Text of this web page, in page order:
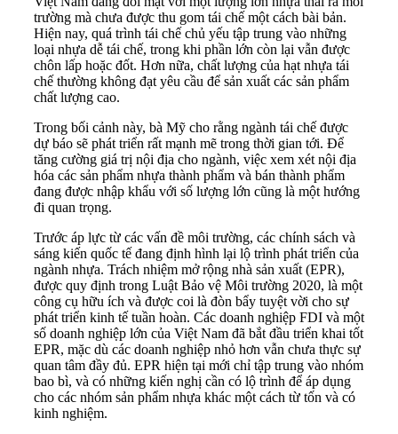
trường mà chưa được thu gom tái chế một cách bài bản.
Hiện nay, quá trình tái chế chủ yếu tập trung vào những
loại nhựa dễ tái chế, trong khi phần lớn còn lại vẫn được
chôn lấp hoặc đốt. Hơn nữa, chất lượng của hạt nhựa tái
chế thường không đạt yêu cầu để sản xuất các sản phẩm
chất lượng cao.
Trong bối cảnh này, bà Mỹ cho rằng ngành tái chế được
dự báo sẽ phát triển rất mạnh mẽ trong thời gian tới. Để
tăng cường giá trị nội địa cho ngành, việc xem xét nội địa
hóa các sản phẩm nhựa thành phẩm và bán thành phẩm
đang được nhập khẩu với số lượng lớn cũng là một hướng
đi quan trọng.
Trước áp lực từ các vấn đề môi trường, các chính sách và
sáng kiến quốc tế đang định hình lại lộ trình phát triển của
ngành nhựa. Trách nhiệm mở rộng nhà sản xuất (EPR),
được quy định trong Luật Bảo vệ Môi trường 2020, là một
công cụ hữu ích và được coi là đòn bẩy tuyệt vời cho sự
phát triển kinh tế tuần hoàn. Các doanh nghiệp FDI và một
số doanh nghiệp lớn của Việt Nam đã bắt đầu triển khai tốt
EPR, mặc dù các doanh nghiệp nhỏ hơn vẫn chưa thực sự
quan tâm đầy đủ. EPR hiện tại mới chỉ tập trung vào nhóm
bao bì, và có những kiến nghị cần có lộ trình để áp dụng
cho các nhóm sản phẩm nhựa khác một cách từ tốn và có
kinh nghiệm.